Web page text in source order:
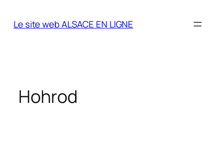
Le site web ALSACE EN LIGNE
Hohrod